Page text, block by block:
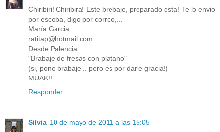
Chiribiri! Chiribira! Este brebaje, preparado esta! Te lo envio
por escoba, digo por correo,...
María Garcia
ratitap@hotmail.com
Desde Palencia
"Brabaje de fresas con platano"
(si, pone brabaje... pero es por darle gracia!)
MUAK!!
Responder
Silvia 10 de mayo de 2011 a las 15:05